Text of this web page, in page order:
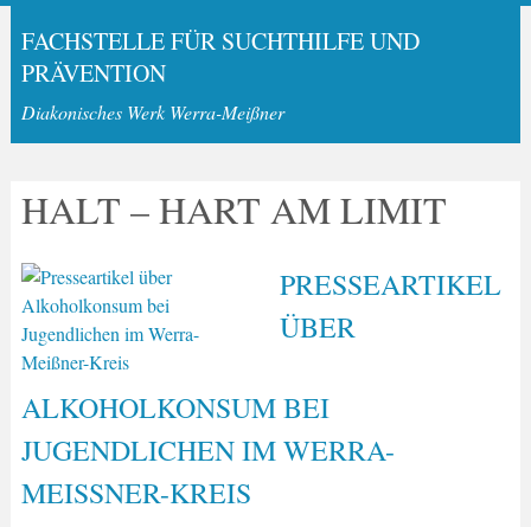
FACHSTELLE FÜR SUCHTHILFE UND
PRÄVENTION
Diakonisches Werk Werra-Meißner
HALT – HART AM LIMIT
PRESSEARTIKEL
ÜBER
ALKOHOLKONSUM BEI
JUGENDLICHEN IM WERRA-
MEISSNER-KREIS